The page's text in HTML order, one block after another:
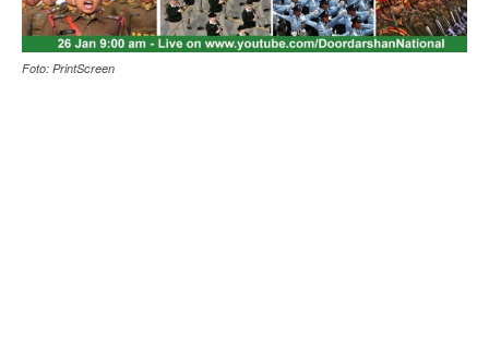
Foto: PrintScreen